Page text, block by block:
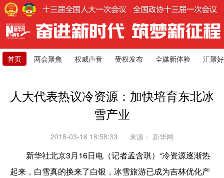
首页 两会聚焦 权威声音 受权发布 全媒新体验 汇聚
人大代表热议冷资源：加快培育东北冰
雪产业
2018-03-16 16:58:33 来源： 新华网
新华社北京3月16日电（记者孟含琪）“冷资源逐渐热
起来，白雪真的换来了白银，冰雪旅游已成为吉林优化产